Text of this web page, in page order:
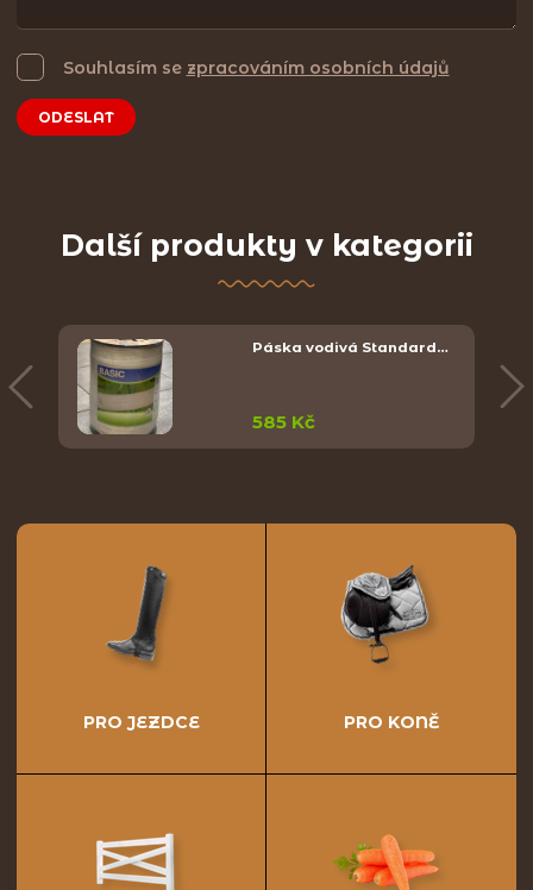
Souhlasím se zpracováním osobních údajů
ODESLAT
Další produkty v kategorii
Páska vodivá Standard…
585 Kč
PRO JEZDCE PRO KONĚ